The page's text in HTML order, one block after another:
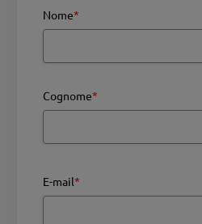
Nome*
Cognome*
E-mail*